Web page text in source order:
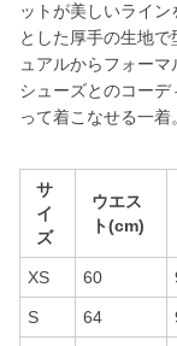
ットが美しいライ
とした厚手の生地
ュアルからフォー
シューズとのコー
って着こなせる一着。
サ
イ
ズ
ウエス
ト(cm)
XS 60
S 64